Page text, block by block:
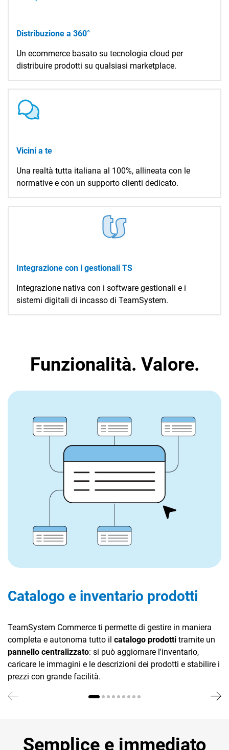
Distribuzione a 360°
Un ecommerce basato su tecnologia cloud per
distribuire prodotti su qualsiasi marketplace.
Vicini a te
Una realtà tutta italiana al 100%, allineata con le
normative e con un supporto clienti dedicato.
Integrazione con i gestionali TS
Integrazione nativa con i software gestionali e i
sistemi digitali di incasso di TeamSystem.
Funzionalità. Valore.
Catalogo e inventario prodotti
TeamSystem Commerce ti permette di gestire in maniera
completa e autonoma tutto il catalogo prodotti tramite un
pannello centralizzato: si può aggiornare l'inventario,
caricare le immagini e le descrizioni dei prodotti e stabilire i
prezzi con grande facilità.
Semplice e immediato